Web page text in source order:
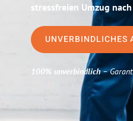
stressfreien Umzug
UNVERBINDLICHES
100% unverbindlich–